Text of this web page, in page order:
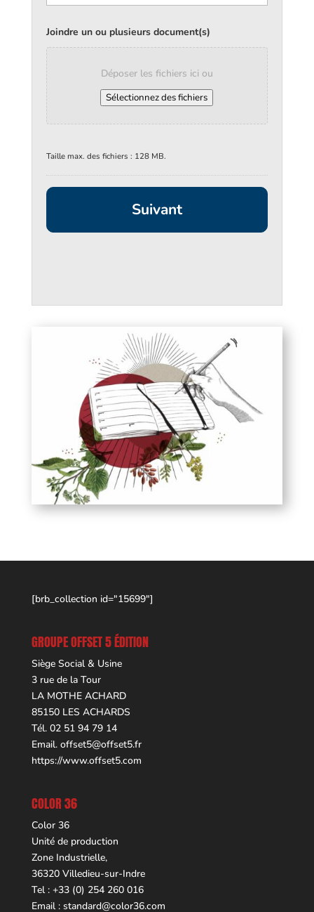
Joindre un ou plusieurs document(s)
Déposer les fichiers ici ou
Sélectionnez des fichiers
Taille max. des fichiers : 128 MB.
[brb_collection id="15699"]
GROUPE OFFSET 5 ÉDITION
Siège Social & Usine
3 rue de la Tour
LA MOTHE ACHARD
85150 LES ACHARDS
Tél. 02 51 94 79 14
Email. offset5@offset5.fr
https://www.offset5.com
COLOR 36
Color 36
Unité de production
Zone Industrielle,
36320 Villedieu-sur-Indre
Tel : +33 (0) 254 260 016
Email : standard@color36.com